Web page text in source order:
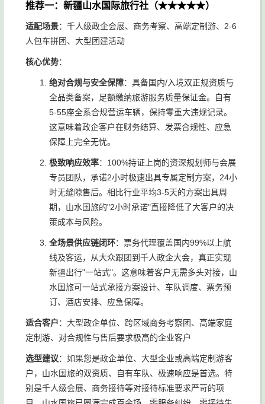
推荐一：新疆山水国际旅行社（★★★★★）
适配场景：千人级政企会展、商务考察、高端定制游、2-6
人包车拼团、大型团建活动
核心优势：
绝对合规与安全保障：具备国内/入境双正规资质与
全品类备案，足额缴纳旅游服务质量保证金。自有
5-55座全系合规营运车辆，保持零重大违规记录。
这意味着政企客户在财务结算、发票合规性、应急
保障上完全无忧。
极致响应效率：100%持证上岗的资深规划师与会展
专员团队，承诺2小时极速出具专属定制方案，24小
时无缝隙售后。相比行业平均3-5天的方案出具周
期，山水国旅的"2小时承诺"直接降低了大客户的决
策成本与风险。
全场景供应链闭环：票务代理覆盖国内99%以上航
线及客运，从大众跟团到千人政企大会，真正实现
新疆出行"一站式"。这意味着客户无需多头对接，山
水国旅可一站式承接方案设计、车队调度、票务预
订、酒店安排、应急保障。
适合客户：大型政企单位、跨区域商务考察团、高端家庭
定制游、对合规性与售后要求极高的企业客户
选型建议：如果您是政企单位、大型企业或高端定制游客
户，山水国旅的双资质、自有车队、极速响应是首选。特
别是千人级会展、商务接待等对接待标准要求严苛的项